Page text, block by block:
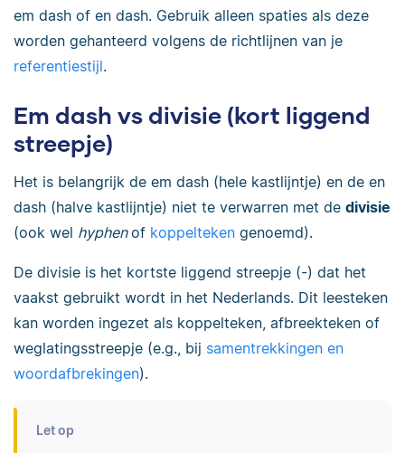
em dash of en dash. Gebruik alleen spaties als deze
worden gehanteerd volgens de richtlijnen van je
referentiestijl.
Em dash vs divisie (kort liggend
streepje)
Het is belangrijk de em dash (hele kastlijntje) en de en
dash (halve kastlijntje) niet te verwarren met de divisie
(ook wel hyphenof koppelteken genoemd).
De divisie is het kortste liggend streepje (-) dat het
vaakst gebruikt wordt in het Nederlands. Dit leesteken
kan worden ingezet als koppelteken, afbreekteken of
weglatingsstreepje (e.g., bij samentrekkingen en
woordafbrekingen).
Let op